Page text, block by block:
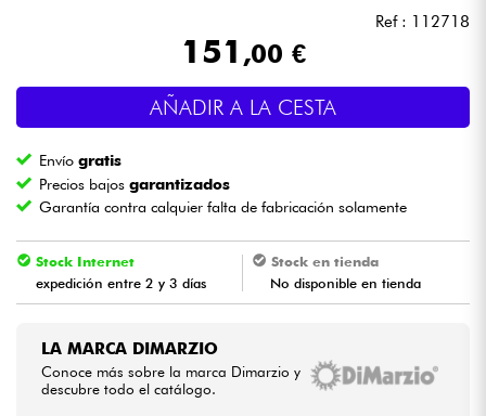
Luces
Vientos
Violines y cuarteto
Cables & Acces.
Ref : 112718
151 ,00 €
AÑADIR A LA CESTA
Envíogratis
Precios bajosgarantizados
Garantía contra calquier falta de fabricación solamente
Stock Internet
expedición entre 2 y 3 días
Stock en tienda
No disponible en tienda
LA MARCA DIMARZIO
Conoce más sobre la marca Dimarzio y
descubre todo el catálogo.